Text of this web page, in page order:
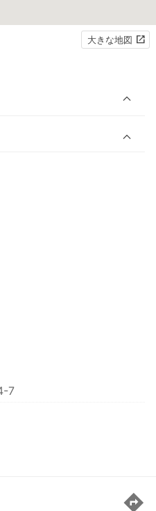
大きな地図
7